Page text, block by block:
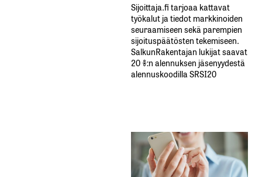
Sijoittaja.fi tarjoaa kattavat
työkalut ja tiedot markkinoiden
seuraamiseen sekä parempien
sijoituspäätösten tekemiseen.
SalkunRakentajan lukijat saavat
20 %:n alennuksen jäsenyydestä
alennuskoodilla SRSI20